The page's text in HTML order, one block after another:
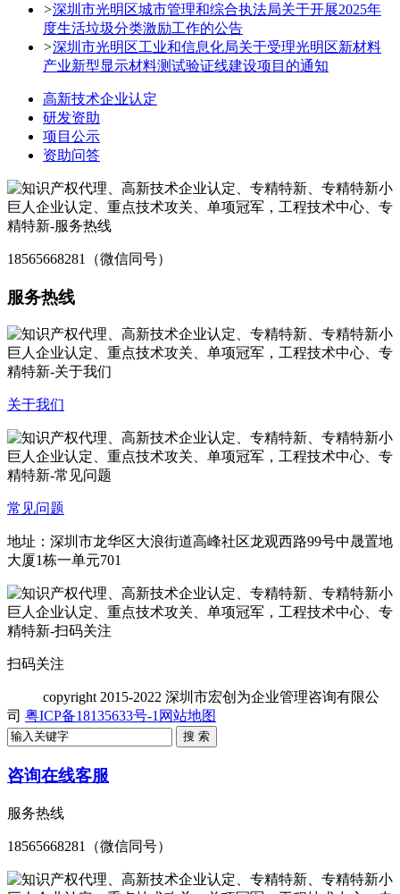
>深圳市光明区城市管理和综合执法局关于开展2025年
度生活垃圾分类激励工作的公告
>深圳市光明区工业和信息化局关于受理光明区新材料
产业新型显示材料测试验证线建设项目的通知
高新技术企业认定
研发资助
项目公示
资助问答
18565668281（微信同号）
服务热线
关于我们
常见问题
地址：深圳市龙华区大浪街道高峰社区龙观西路99号中晟置地
大厦1栋一单元701
扫码关注
copyright 2015-2022 深圳市宏创为企业管理咨询有限公
司 粤ICP备18135633号-1 网站地图
咨询在线客服
服务热线
18565668281（微信同号）